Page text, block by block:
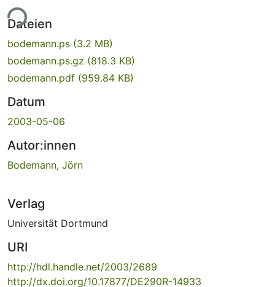
Dateien
bodemann.ps (3.2 MB)
bodemann.ps.gz (818.3 KB)
bodemann.pdf (959.84 KB)
Datum
2003-05-06
Autor:innen
Bodemann, Jörn
Verlag
Universität Dortmund
URI
http://hdl.handle.net/2003/2689
http://dx.doi.org/10.17877/DE290R-14933